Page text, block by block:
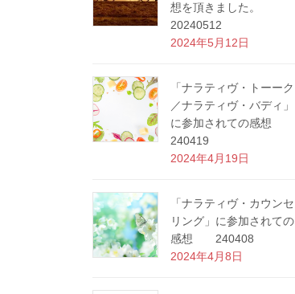
想を頂きました。
20240512
2024年5月12日
「ナラティヴ・トーーク
／ナラティヴ・バディ」
に参加されての感想
240419
2024年4月19日
「ナラティヴ・カウンセ
リング」に参加されての
感想 240408
2024年4月8日